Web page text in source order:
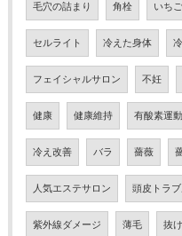
毛穴の詰まり 角栓 いち
セルライト 冷えた身体
フェイシャルサロン 不妊
健康 健康維持 有酸素運動
冷え改善 バラ 薔薇
人気エステサロン 頭皮トラ
紫外線ダメージ 薄毛 抜